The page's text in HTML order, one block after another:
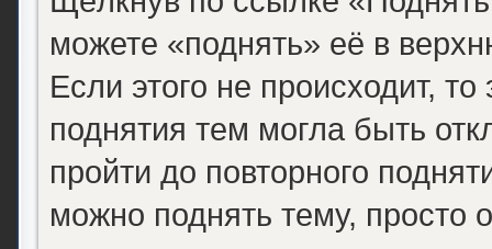
можете «поднять» её в
Если этого не происходит,
поднятия тем могла быть
пройти до повторного
можно поднять тему, просто